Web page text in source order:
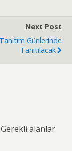
Next Post
Günlerinde
Tanıtılacak
Gerekli alanlar